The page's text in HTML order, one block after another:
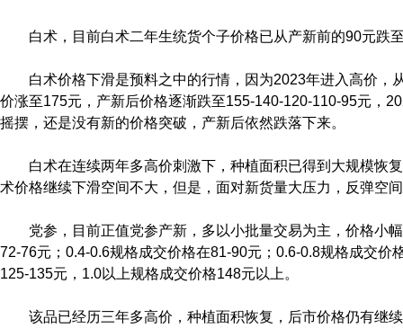
白术，目前白术二年生统货个子价格已从产新前的90元跌
白术价格下滑是预料之中的行情，因为2023年进入高价，
价涨至175元，产新后价格逐渐跌至155-140-120-110-95元，
摇摆，还是没有新的价格突破，产新后依然跌落下来。
白术在连续两年多高价刺激下，种植面积已得到大规模恢
术价格继续下滑空间不大，但是，面对新货量大压力，反弹空
党参，目前正值党参产新，多以小批量交易为主，价格小
72-76元；0.4-0.6规格成交价格在81-90元；0.6-0.8规格成交价
125-135元，1.0以上规格成交价格148元以上。
该品已经历三年多高价，种植面积恢复，后市价格仍有继